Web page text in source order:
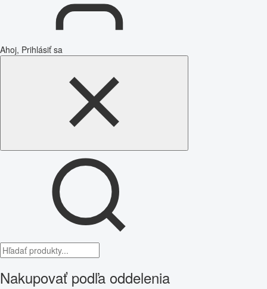
Ahoj, Prihlásiť sa
Nakupovať podľa oddelenia